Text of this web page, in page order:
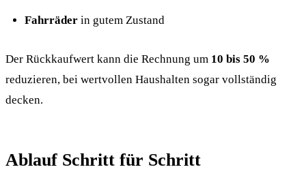
Fahrräder in gutem Zustand
Der Rückkaufwert kann die Rechnung um 10 bis 50 %
reduzieren, bei wertvollen Haushalten sogar vollständig
decken.
Ablauf Schritt für Schritt